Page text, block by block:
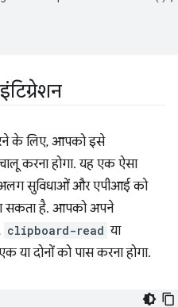
के लिए, आपको इसे
करना होगा. यह एक ऐसा
सुविधाओं और एपीआई को
सकता है. आपको अपने
clipboard-read या
या दोनों को पास करना होगा.